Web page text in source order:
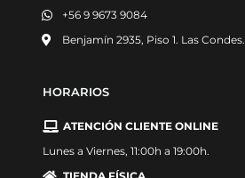
+56 9 9673 9084
Benjamín 2935, Piso 1. Las Condes.
HORARIOS
ATENCIÓN CLIENTE ONLINE
Lunes a Viernes, 11:00h a 19:00h.